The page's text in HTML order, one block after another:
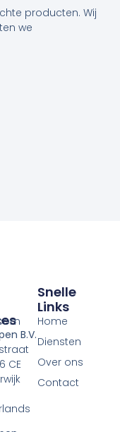
producten. Wij
we
Snelle
Links
Home
Diensten
Over ons
Contact
B.V.
CE